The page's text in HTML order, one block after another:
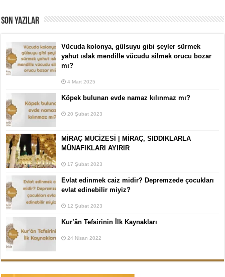
SON YAZILAR
Vücuda kolonya, gülsuyu gibi şeyler sürmek
yahut ıslak mendille vücudu silmek orucu bozar
mı?
4 Mart 2025
Köpek bulunan evde namaz kılınmaz mı?
20 Şubat 2023
MİRAÇ MUCİZESİ | MİRAÇ, SIDDIKLARLA
MÜNAFIKLARI AYIRIR
17 Şubat 2023
Evlat edinmek caiz midir? Depremzede çocukları
evlat edinebilir miyiz?
12 Şubat 2023
Kur’ân Tefsirinin İlk Kaynakları
24 Nisan 2022